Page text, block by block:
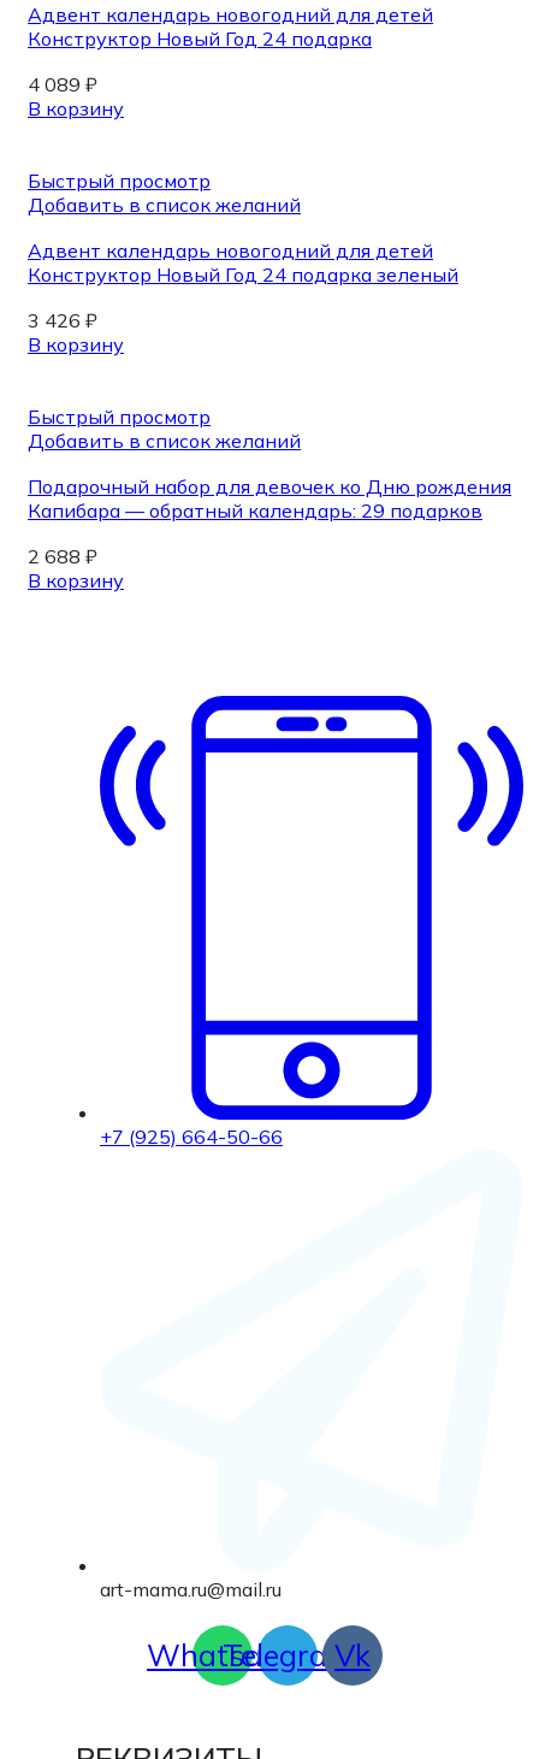
Адвент календарь новогодний для детей
Конструктор Новый Год 24 подарка
4 089 ₽
В корзину
Быстрый просмотр
Добавить в список желаний
Адвент календарь новогодний для детей
Конструктор Новый Год 24 подарка зеленый
3 426 ₽
В корзину
Быстрый просмотр
Добавить в список желаний
Подарочный набор для девочек ко Дню рождения
Капибара — обратный календарь: 29 подарков
2 688 ₽
В корзину
+7 (925) 664-50-66
art-mama.ru@mail.ru
Whatsapp
TelegramVk